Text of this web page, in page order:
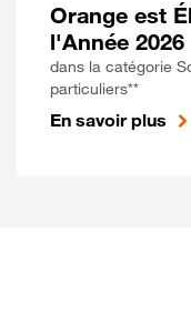
Orange est
l'Année 2026
dans la catégorie
particuliers**
En savoir plus